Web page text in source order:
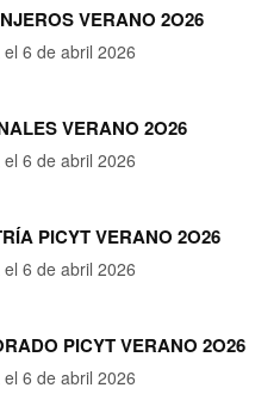
VERANO 2O26
6 de abril 2026
VERANO 2O26
6 de abril 2026
PICYT VERANO 2O26
6 de abril 2026
PICYT VERANO 2O26
6 de abril 2026